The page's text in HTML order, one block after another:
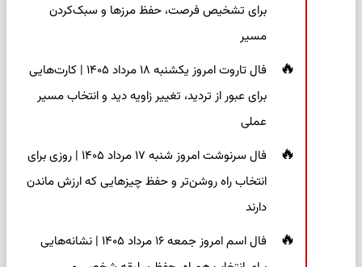
برای تشخیص فرصت، حفظ مرزها و سبک‌کردن
مسیر
فال تاروت امروز یکشنبه ۱۸ مرداد ۱۴۰۵ | کارت‌هایی
برای عبور از تردید، تغییر زاویه دید و انتخاب مسیر
عملی
فال سرنوشت امروز شنبه ۱۷ مرداد ۱۴۰۵ | روزی برای
انتخاب راه روشن‌تر و حفظ چیزهایی که ارزش ماندن
دارند
فال اسم امروز جمعه ۱۶ مرداد ۱۴۰۵ | نشانه‌هایی